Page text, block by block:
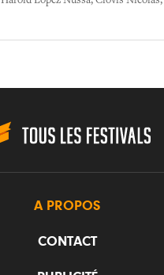
A PROPOS
CONTACT